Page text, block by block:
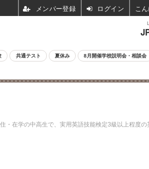
共通テスト 夏休み 8月開催学校説明会・相談会
在学の中高生で、実用英語技能検定3級以上程度の
ログイン こ